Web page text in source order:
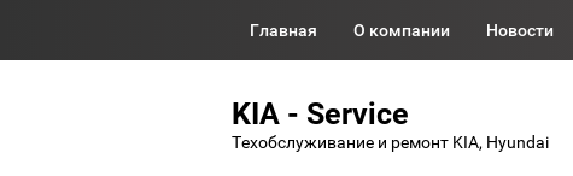
Главная О компании Новости
KIA - Service
Техобслуживание и ремонт KIA, Hyundai